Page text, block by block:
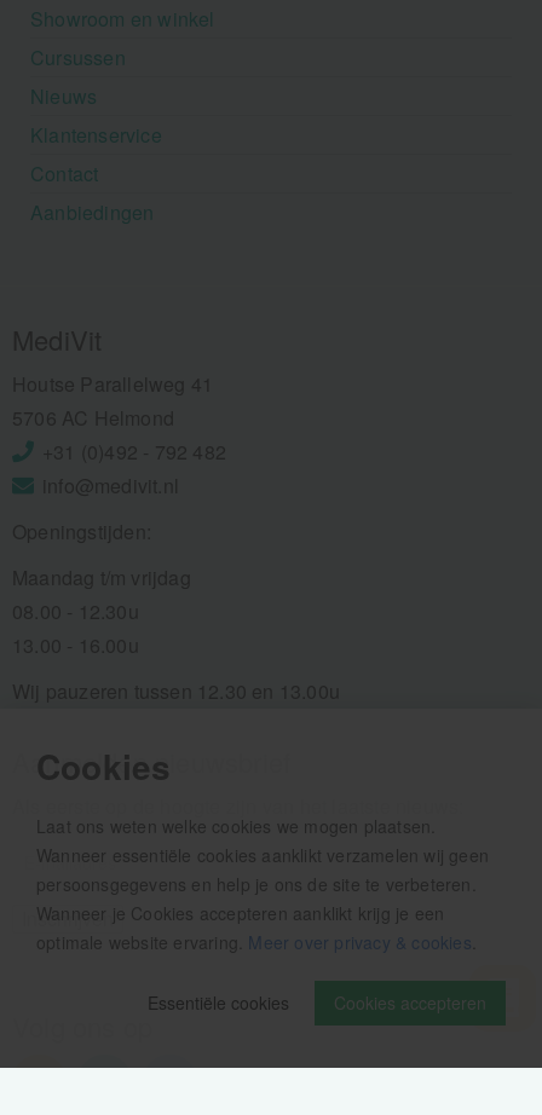
Cookies
Laat ons weten welke cookies we mogen plaatsen.
Wanneer essentiële cookies aanklikt verzamelen wij geen
persoonsgegevens en help je ons de site te verbeteren.
Wanneer je Cookies accepteren aanklikt krijg je een
optimale website ervaring. Meer over privacy & cookies
Cookies accepteren
Essentiële cookies
Showroom en winkel
Cursussen
Nieuws
Klantenservice
Contact
Aanbiedingen
Aanmelden nieuwsbrief